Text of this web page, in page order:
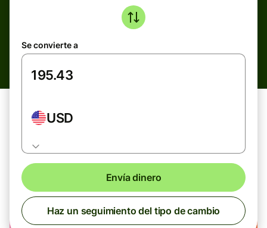
Se convierte a
USD
Envía dinero
Haz un seguimiento del tipo de cambio